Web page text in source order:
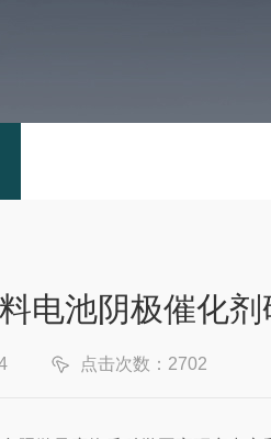
电池阴极催化
点击次数：2702